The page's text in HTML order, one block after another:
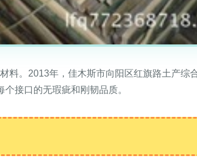
料。2013年，佳木斯市向阳区红旗路土产
接口的无瑕疵和刚韧品质。